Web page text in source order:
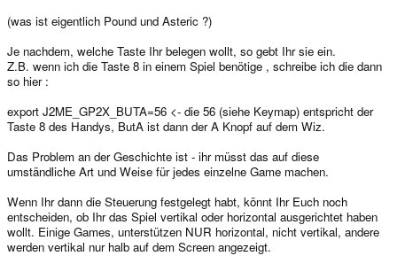
(was ist eigentlich Pound und Asteric ?)
Je nachdem, welche Taste Ihr belegen wollt, so gebt Ihr sie ein.
Z.B. wenn ich die Taste 8 in einem Spiel benötige , schreibe ich die dann
so hier :
export J2ME_GP2X_BUTA=56 <- die 56 (siehe Keymap) entspricht der
Taste 8 des Handys, ButA ist dann der A Knopf auf dem Wiz.
Das Problem an der Geschichte ist - ihr müsst das auf diese
umständliche Art und Weise für jedes einzelne Game machen.
Wenn Ihr dann die Steuerung festgelegt habt, könnt Ihr Euch noch
entscheiden, ob Ihr das Spiel vertikal oder horizontal ausgerichtet haben
wollt. Einige Games, unterstützen NUR horizontal, nicht vertikal, andere
werden vertikal nur halb auf dem Screen angezeigt.